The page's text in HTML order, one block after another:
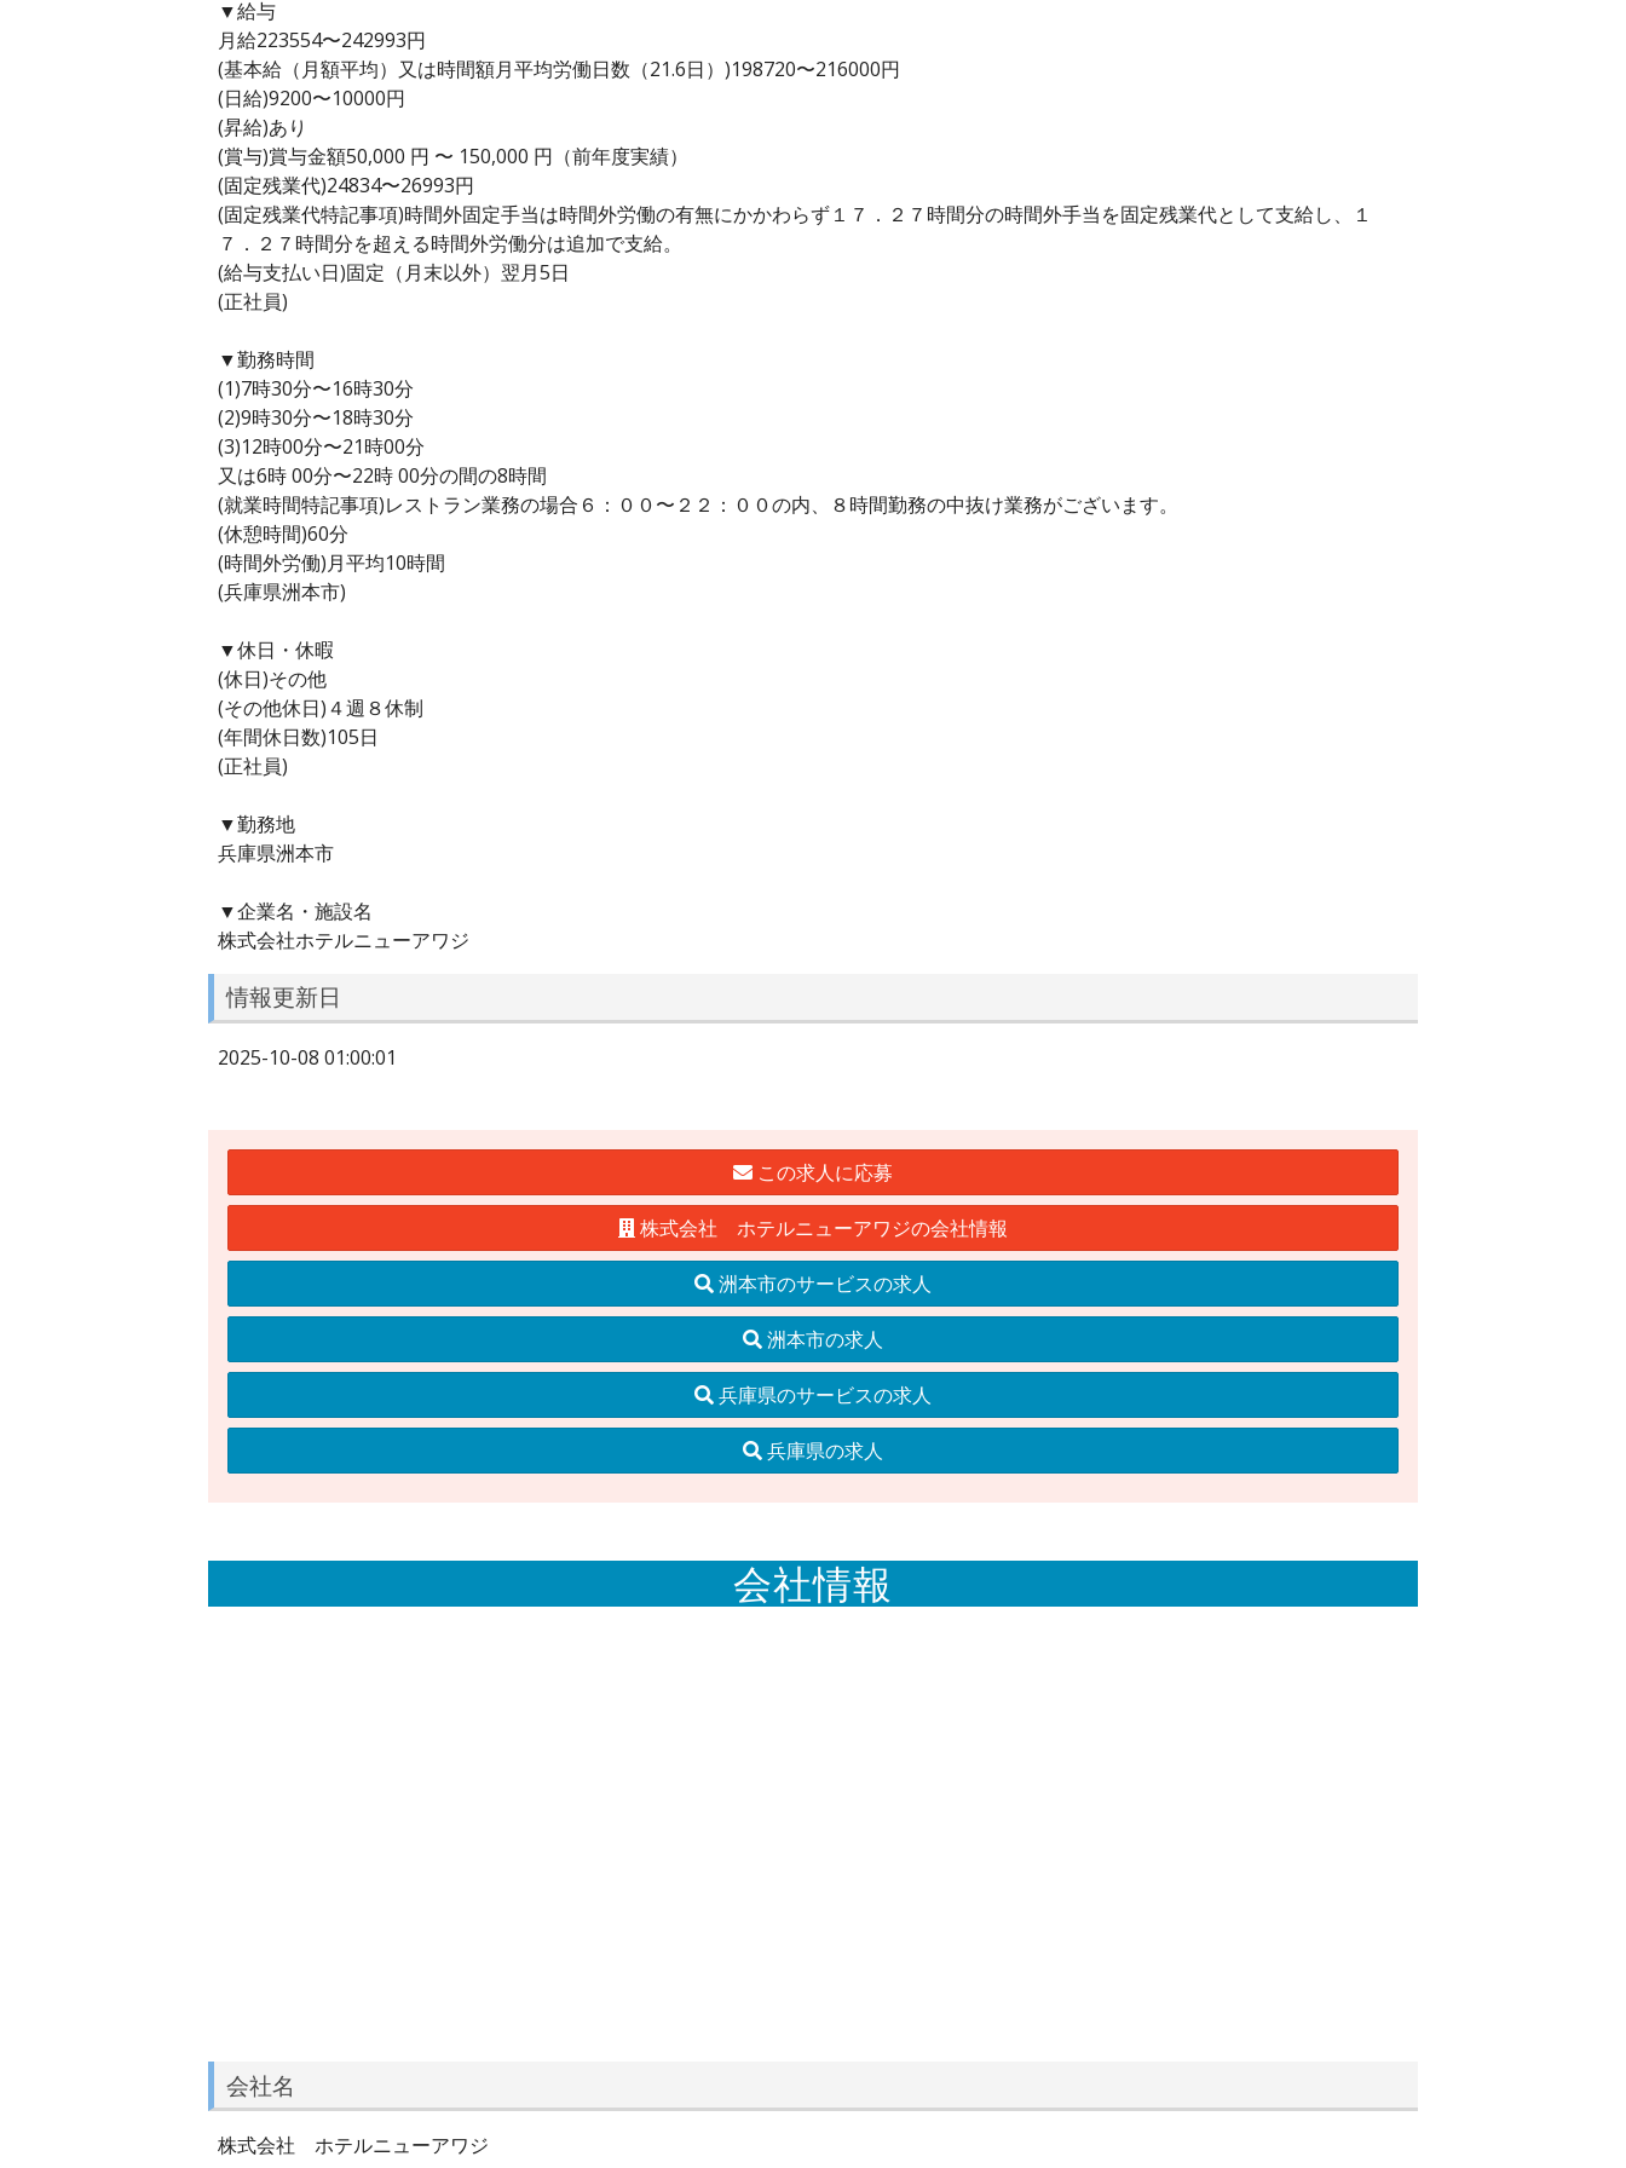
▼給与
月給223554〜242993円
(基本給（月額平均）又は時間額月平均労働日数（21.6日）)198720〜216000円
(日給)9200〜10000円
(昇給)あり
(賞与)賞与金額50,000 円 〜 150,000 円（前年度実績）
(固定残業代)24834〜26993円
(固定残業代特記事項)時間外固定手当は時間外労働の有無にかかわらず１７．２７時間分の時間外手当を固定残業代として支給し、１
７．２７時間分を超える時間外労働分は追加で支給。
(給与支払い日)固定（月末以外）翌月5日
(正社員)
▼勤務時間
(1)7時30分〜16時30分
(2)9時30分〜18時30分
(3)12時00分〜21時00分
又は6時 00分〜22時 00分の間の8時間
(就業時間特記事項)レストラン業務の場合６：００〜２２：００の内、８時間勤務の中抜け業務がございます。
(休憩時間)60分
(時間外労働)月平均10時間
(兵庫県洲本市)
▼休日・休暇
(休日)その他
(その他休日)４週８休制
(年間休日数)105日
(正社員)
▼勤務地
兵庫県洲本市
▼企業名・施設名
株式会社ホテルニューアワジ
情報更新日
2025-10-08 01:00:01
この求人に応募
株式会社 ホテルニューアワジの会社情報
洲本市のサービスの求人
洲本市の求人
兵庫県のサービスの求人
兵庫県の求人
会社情報
会社名
株式会社 ホテルニューアワジ